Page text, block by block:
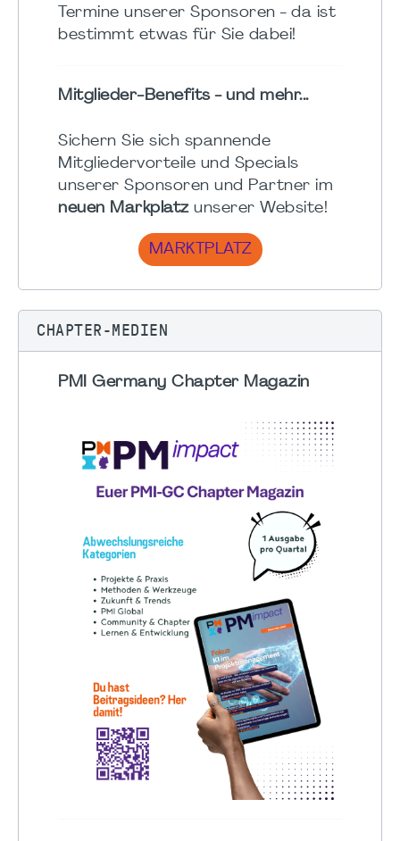
Termine unserer Sponsoren - da ist
bestimmt etwas für Sie dabei!
Mitglieder-Benefits - und mehr...
Sichern Sie sich spannende
Mitgliedervorteile und Specials
unserer Sponsoren und Partner im
neuen Markplatzunserer Website!
MARKTPLATZ
CHAPTER-MEDIEN
PMI Germany Chapter Magazin